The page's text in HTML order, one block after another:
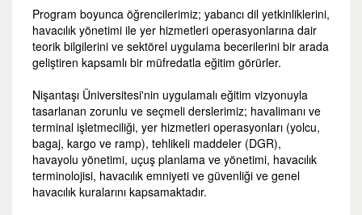
Program boyunca öğrencilerimiz; yabancı dil yetkinliklerini,
havacılık yönetimi ile yer hizmetleri operasyonlarına dair
teorik bilgilerini ve sektörel uygulama becerilerini bir arada
geliştiren kapsamlı bir müfredatla eğitim görürler.
Nişantaşı Üniversitesi'nin uygulamalı eğitim vizyonuyla
tasarlanan zorunlu ve seçmeli derslerimiz; havalimanı ve
terminal işletmeciliği, yer hizmetleri operasyonları (yolcu,
bagaj, kargo ve ramp), tehlikeli maddeler (DGR),
havayolu yönetimi, uçuş planlama ve yönetimi, havacılık
terminolojisi, havacılık emniyeti ve güvenliği ve genel
havacılık kuralarını kapsamaktadır.